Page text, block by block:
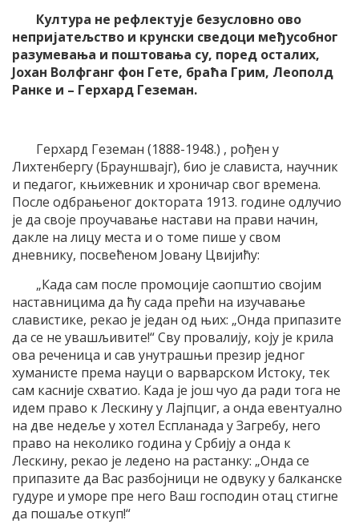
Култура не рефлектује безусловно ово
непријатељство и крунски сведоци међусобног
разумевања и поштовања су, поред осталих,
Јохан Волфганг фон Гете, браћа Грим, Леополд
Ранке и – Герхард Геземан.
Герхард Геземан (1888-1948.) , рођен у
Лихтенбергу (Брауншвајг), био је слависта, научник
и педагог, књижевник и хроничар свог времена.
После одбрањеног доктората 1913. године одлучио
је да своје проучавање настави на прави начин,
дакле на лицу места и о томе пише у свом
дневнику, посвећеном Јовану Цвијићу:
„Када сам после промоције саопштио својим
наставницима да ћу сада прећи на изучавање
славистике, рекао је један од њих: „Онда припазите
да се не увашљивите!“ Сву провалију, коју је крила
ова реченица и сав унутрашњи презир једног
хуманисте према науци о варварском Истоку, тек
сам касније схватио. Када је још чуо да ради тога не
идем право к Лескину у Лајпциг, а онда евентуално
на две недеље у хотел Еспланада у Загребу, него
право на неколико година у Србију а онда к
Лескину, рекао је ледено на растанку: „Онда се
припазите да Вас разбојници не одвуку у балканске
гудуре и уморе пре него Ваш господин отац стигне
да пошаље откуп!“